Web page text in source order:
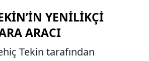
YENILIKÇI
ARACI
Tekin tarafından